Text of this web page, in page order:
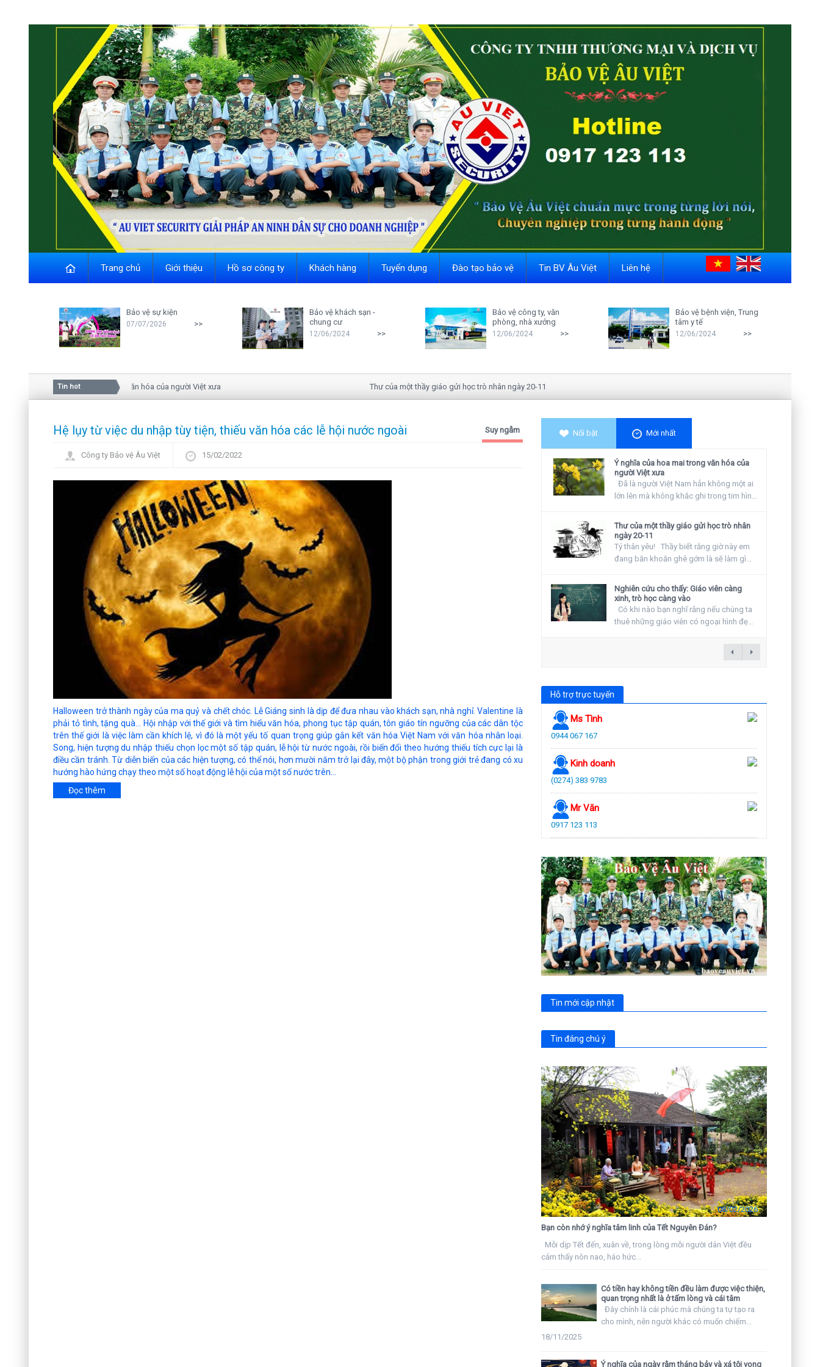
Trang chủ Giới thiệu Hồ sơ công ty Khách hàng Tuyển dụng Đào tạo bảo vệ Tin BV Âu Việt Liên hệ
Bảo vệ sự kiện
07/07/2026 >>
Bảo vệ khách sạn -
chung cư
12/06/2024 >>
Bảo vệ công ty, văn
phòng, nhà xưởng
12/06/2024 >>
Bảo vệ bệnh viện, Trung
tâm y tế
12/06/2024 >>
Tin hot
Ý nghĩa của hoa mai trong văn hóa của người Việt xưa Thư của một thầy giáo gửi học trò nhân ngày 20-11
Hệ lụy từ việc du nhập tùy tiện, thiếu văn hóa các lễ hội nước ngoài Suy ngẫm
Công ty Bảo vệ Âu Việt 15/02/2022
Halloween trở thành ngày của ma quỷ và chết chóc. Lễ Giáng sinh là dịp để đưa nhau vào khách sạn, nhà nghỉ. Valentine là
phải tỏ tình, tặng quà... Hội nhập với thế giới và tìm hiểu văn hóa, phong tục tập quán, tôn giáo tín ngưỡng của các dân tộc
trên thế giới là việc làm cần khích lệ, vì đó là một yếu tố quan trọng giúp gắn kết văn hóa Việt Nam với văn hóa nhân loại.
Song, hiện tượng du nhập thiếu chọn lọc một số tập quán, lễ hội từ nước ngoài, rồi biến đổi theo hướng thiếu tích cực lại là
điều cần tránh. Từ diễn biến của các hiện tượng, có thể nói, hơn mười năm trở lại đây, một bộ phận trong giới trẻ đang có xu
hướng hào hứng chạy theo một số hoạt động lễ hội của một số nước trên...
Đọc thêm
Nổi bật Mới nhất
Ý nghĩa của hoa mai trong văn hóa của
người Việt xưa
Đã là người Việt Nam hẳn không một ai
lớn lên mà không khắc ghi trong tim hình
Thư của một thầy giáo gửi học trò nhân
ngày 20-11
Tý thân yêu! Thầy biết rằng giờ này em
đang băn khoăn ghê gớm là sẽ làm gì
Nghiên cứu cho thấy: Giáo viên càng
xinh, trò học càng vào
Có khi nào bạn nghĩ rằng nếu chúng ta
thuê những giáo viên có ngoại hình đẹp
Hỗ trợ trực tuyến
Ms Tình
0944 067 167
Kinh doanh
(0274) 383 9783
Mr Văn
0917 123 113
Tin mới cập nhật
Tin đáng chú ý
Bạn còn nhớ ý nghĩa tâm linh của Tết Nguyên Đán?
08/02/2026
Mỗi dịp Tết đến, xuân về, trong lòng mỗi người dân Việt đều
cảm thấy nôn nao, háo hức...
Có tiền hay không tiền đều làm được việc thiện,
quan trọng nhất là ở tấm lòng và cái tâm
Đây chính là cái phúc mà chúng ta tự tạo ra
cho mình, nên người khác có muốn chiếm...
18/11/2025
Ý nghĩa của ngày rằm tháng bảy và xá tội vong